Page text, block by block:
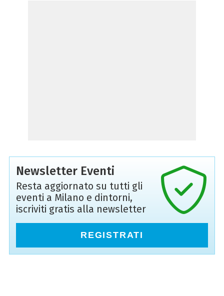
Newsletter Eventi
Resta aggiornato su tutti gli
eventi a Milano e dintorni,
iscriviti gratis alla newsletter
REGISTRATI